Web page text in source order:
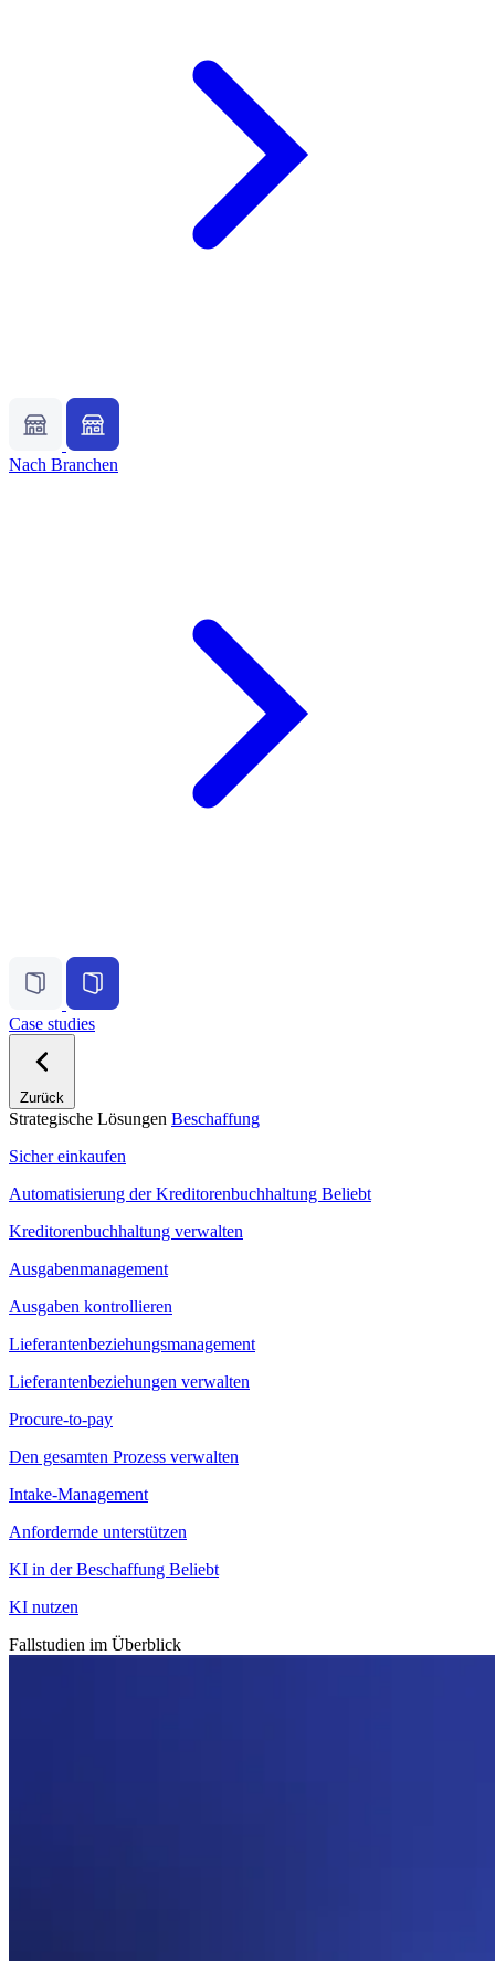
Nach Branchen
Case studies
Zurück
Strategische Lösungen Beschaffung
Sicher einkaufen
Automatisierung der Kreditorenbuchhaltung Beliebt
Kreditorenbuchhaltung verwalten
Ausgabenmanagement
Ausgaben kontrollieren
Lieferantenbeziehungsmanagement
Lieferantenbeziehungen verwalten
Procure-to-pay
Den gesamten Prozess verwalten
Intake-Management
Anfordernde unterstützen
KI in der Beschaffung Beliebt
KI nutzen
Fallstudien im Überblick